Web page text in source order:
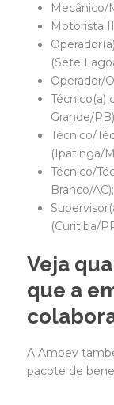
Mecânico/
Motorista
(Sete
Operador/
Técnico(a)
Grande/
Técnico/
(Ipatinga/
Técnico/
Branco/AC);
(Curitiba/
Veja
que a
A Ambev
pacote de